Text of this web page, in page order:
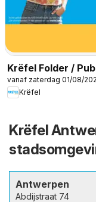
Krëfel Folder /
vanaf zaterdag 01/08/
Krëfel
Krëfel
Antwerpen
Abdijstraat 74